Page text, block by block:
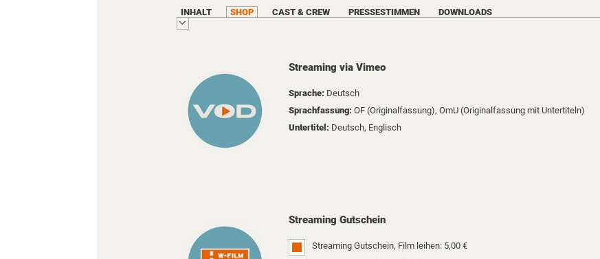
INHALT SHOP CAST & CREW PRESSESTIMMEN DOWNLOADS
Streaming via Vimeo
Sprache: Deutsch
Sprachfassung: OF (Originalfassung), OmU (Originalfassung mit Untertiteln)
Untertitel: Deutsch, Englisch
Streaming Gutschein
Streaming Gutschein, Film leihen: 5,00 €